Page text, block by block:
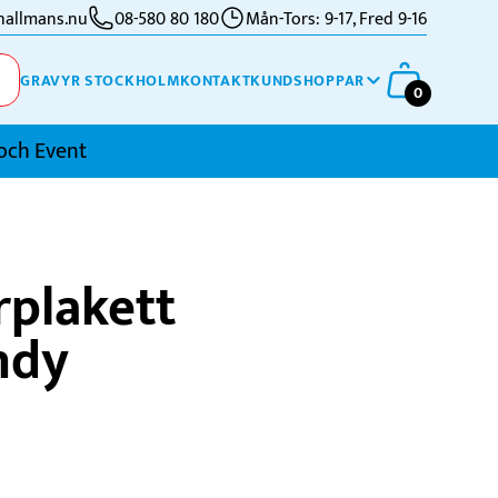
08-580 80 180 Mån-Tors: 9-17, Fred 9-16
GRAVYR STOCKHOLMKONTAKTKUNDSHOPPAR 0
Event